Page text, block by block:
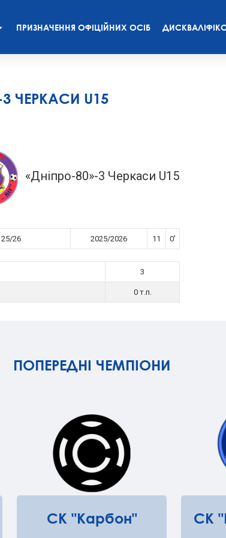
ПРИЗНАЧЕННЯ ОФІЦІЙНИХ ОСІБ
ЧЕРКАСИ U15
«Дніпро-80»-3 Черкаси U15
25/26 2025/2026 11 0'
3
0 т.п.
ПОПЕРЕДНІ ЧЕМПІОНИ
СК "Карбон" СК